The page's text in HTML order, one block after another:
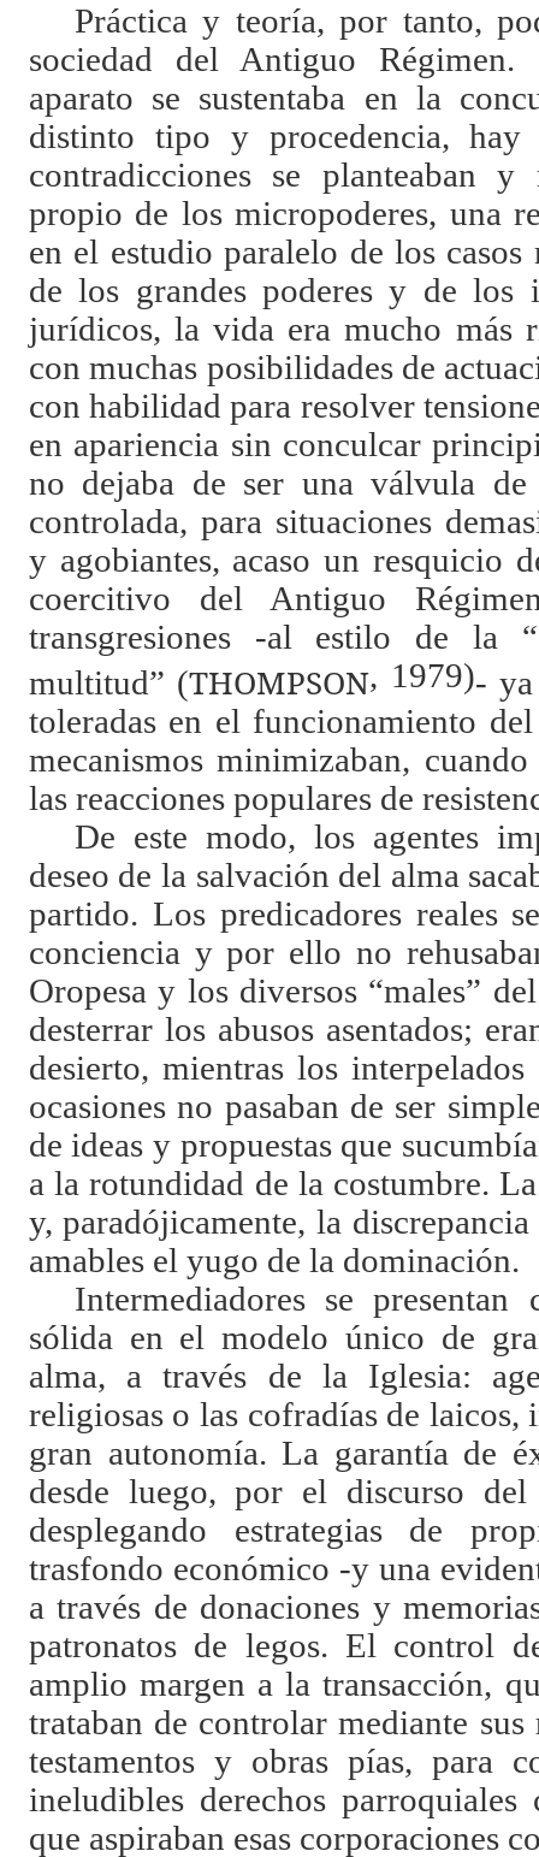
Práctica y teoría, por tanto,
sociedad del Antiguo
aparato se sustentaba en la
distinto tipo y procedencia, hay
contradicciones se planteaban
propio de los micropoderes, una
en el estudio paralelo de los
de los grandes poderes y de los
jurídicos, la vida era mucho más
con muchas posibilidades de
con habilidad para resolver
en apariencia sin conculcar
no dejaba de ser una válvula de
controlada, para situaciones
y agobiantes, acaso un resquicio
coercitivo del Antiguo
transgresiones -al estilo de la
multitud” (THOMPSON, 1979)- ya
toleradas en el funcionamiento
mecanismos minimizaban,
las reacciones populares de
De este modo, los agentes
deseo de la salvación del alma
partido. Los predicadores reales
conciencia y por ello no
Oropesa y los diversos “males”
desterrar los abusos asentados;
desierto, mientras los
ocasiones no pasaban de ser
de ideas y propuestas que
a la rotundidad de la costumbre.
y, paradójicamente, la
amables el yugo de la dominación.
Intermediadores se
sólida en el modelo único de
alma, a través de la Iglesia:
religiosas o las cofradías de laicos,
gran autonomía. La garantía de
desde luego, por el discurso
desplegando estrategias de
trasfondo económico -y una
a través de donaciones y
patronatos de legos. El control
amplio margen a la transacción,
trataban de controlar mediante
testamentos y obras pías, para
ineludibles derechos
que aspiraban esas corporaciones